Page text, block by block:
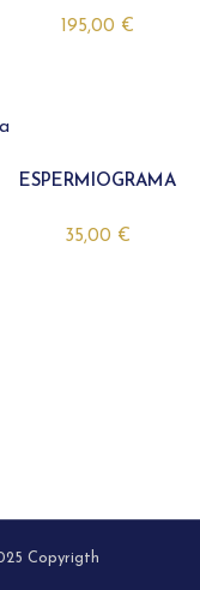
195,00 €
ESPERMIOGRAMA
35,00 €
Copyrigth